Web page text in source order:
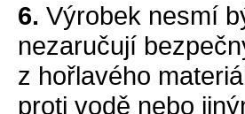
6. Výrobek nesmí
nezaručují
z hořlavého
proti vodě nebo